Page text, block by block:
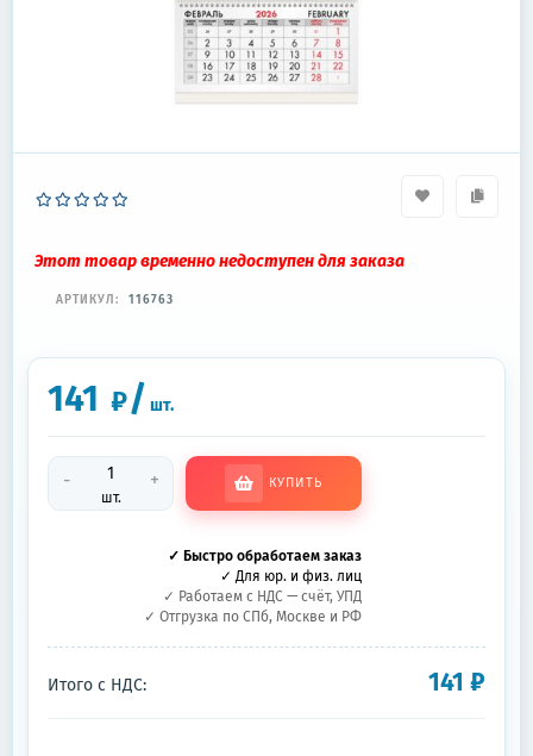
Этот товар временно недоступен для заказа
АРТИКУЛ: 116763
141 ₽/ шт.
-
шт.
+ КУПИТЬ
✓ Быстро обработаем заказ
✓ Для юр. и физ. лиц
✓ Работаем с НДС — счёт, УПД
✓ Отгрузка по СПб, Москве и РФ
Итого с НДС: 141 ₽